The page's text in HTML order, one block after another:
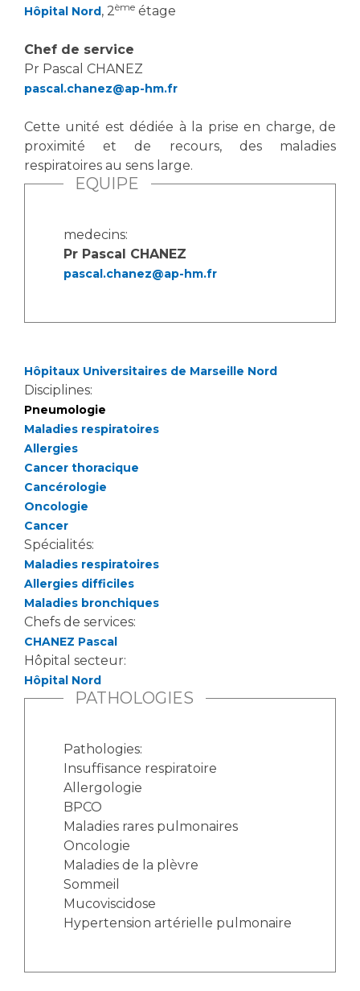
Hôpital Nord, 2ème étage
Chef de service
Pr Pascal CHANEZ
pascal.chanez@ap-hm.fr
Cette unité est dédiée à la prise en charge, de
proximité et de recours, des maladies
respiratoires au sens large.
EQUIPE
medecins:
Pr Pascal CHANEZ
pascal.chanez@ap-hm.fr
Hôpitaux Universitaires de Marseille Nord
Disciplines:
Pneumologie
Maladies respiratoires
Allergies
Cancer thoracique
Cancérologie
Oncologie
Cancer
Spécialités:
Maladies respiratoires
Allergies difficiles
Maladies bronchiques
Chefs de services:
CHANEZ Pascal
Hôpital secteur:
Hôpital Nord
PATHOLOGIES
Pathologies:
Insuffisance respiratoire
Allergologie
BPCO
Maladies rares pulmonaires
Oncologie
Maladies de la plèvre
Sommeil
Mucoviscidose
Hypertension artérielle pulmonaire